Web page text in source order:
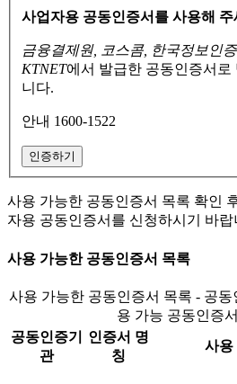
사업자용 공동인증서를 사용해 주
금융결제원, 코스콤, 한국정보인
KTNET에서 발급한 공동인증서로
니다.
안내 1600-1522
인증하기
사용 가능한 공동인증서 목록 확인
자용 공동인증서를 신청하시기 바랍
사용 가능한 공동인증서 목록
사용 가능한 공동인증서 목록 - 공
용 가능 공동인증
공동인증기
관
인증서 명
칭
사용